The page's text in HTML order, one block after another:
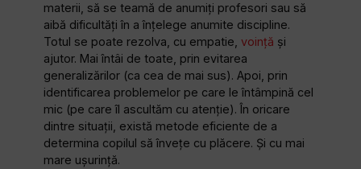
materii, să se teamă de anumiți profesori sau să
aibă dificultăți în a înțelege anumite discipline.
Totul se poate rezolva, cu empatie,voință și
ajutor. Mai întâi de toate, prin evitarea
generalizărilor (ca cea de mai sus). Apoi, prin
identificarea problemelor pe care le întâmpină cel
mic (pe care îl ascultăm cu atenție). În oricare
dintre situații, există metode eficiente de a
determina copilul să învețe cu plăcere. Și cu mai
mare ușurință.